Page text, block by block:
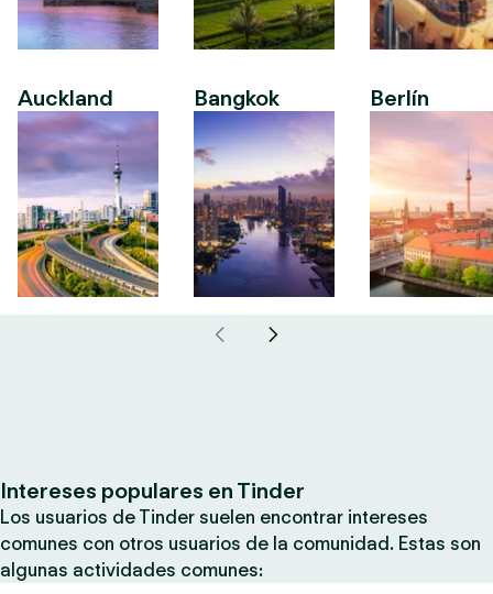
Auckland Bangkok Berlín
Intereses populares en Tinder
Los usuarios de Tinder suelen encontrar intereses
comunes con otros usuarios de la comunidad. Estas son
algunas actividades comunes: